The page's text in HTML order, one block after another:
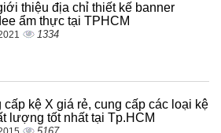
thiệu địa chỉ thiết kế banner
ẩm thực tại TPHCM
1334
cấp kệ X giá rẻ, cung cấp các loại kệ
lượng tốt nhất tại Tp.HCM